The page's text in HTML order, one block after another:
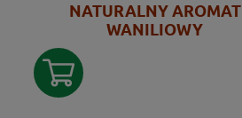
NATURALNY AROMAT
WANILIOWY